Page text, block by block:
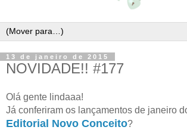
13 de janeiro de 2015
NOVIDADE!! #177
Olá gente lindaaa!
Já conferiram os lançamentos de janeiro
Editorial Novo Conceito?